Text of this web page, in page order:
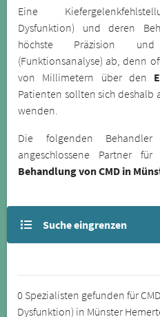
Eine
Dysfunktion) und deren
höchste Präzision und
(Funktionsanalyse) ab, denn
von Millimetern über den
Patienten sollten sich deshalb
wenden.
Die folgenden
angeschlossene Partner
Behandlung von CMD in
Suche eingrenzen
0 Spezialisten gefunden für
Dysfunktion) in Münster